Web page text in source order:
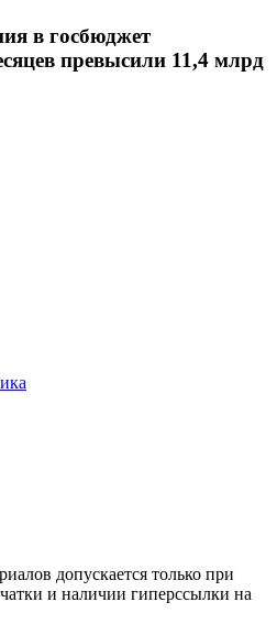
в госбюджет
превысили 11,4 млрд
допускается только при
и наличии гиперссылки на